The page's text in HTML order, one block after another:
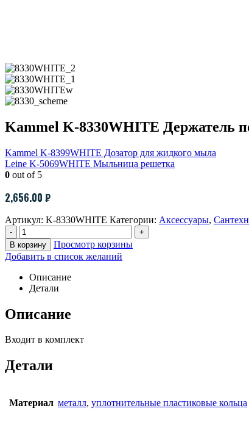
Kammel K-8330WHITE Держатель
Kammel K-8399WHITE Дозатор для жидкого мыла
Leine K-5069WHITE Мыльница решетка
0 out of 5
2,656.00 ₽
Артикул: K-8330WHITE Категории: Аксессуары,
-
+
В корзину
Просмотр корзины
Добавить в список желаний
Описание
Детали
Описание
Входит в комплект
Детали
Материал металл, уплотнительные пластиковые кольца